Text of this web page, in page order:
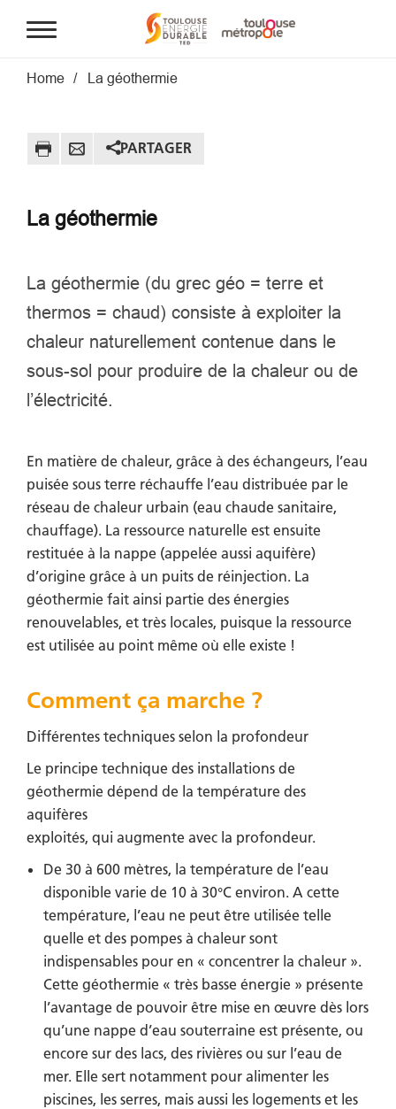
Aller au contenu principal
Fil d'Ariane
Home La géothermie
PARTAGER
La géothermie
La géothermie (du grec géo = terre et
thermos = chaud) consiste à exploiter la
chaleur naturellement contenue dans le
sous-sol pour produire de la chaleur ou de
l’électricité.
En matière de chaleur, grâce à des échangeurs, l’eau
puisée sous terre réchauffe l’eau distribuée par le
réseau de chaleur urbain (eau chaude sanitaire,
chauffage). La ressource naturelle est ensuite
restituée à la nappe (appelée aussi aquifère)
d’origine grâce à un puits de réinjection. La
géothermie fait ainsi partie des énergies
renouvelables, et très locales, puisque la ressource
est utilisée au point même où elle existe !
Comment ça marche ?
Différentes techniques selon la profondeur
Le principe technique des installations de
géothermie dépend de la température des
aquifères
exploités, qui augmente avec la profondeur.
De 30 à 600 mètres, la température de l’eau
disponible varie de 10 à 30°C environ. A cette
température, l’eau ne peut être utilisée telle
quelle et des pompes à chaleur sont
indispensables pour en « concentrer la chaleur ».
Cette géothermie « très basse énergie » présente
l’avantage de pouvoir être mise en œuvre dès lors
qu’une nappe d’eau souterraine est présente, ou
encore sur des lacs, des rivières ou sur l’eau de
mer. Elle sert notamment pour alimenter les
piscines, les serres, mais aussi les logements et les